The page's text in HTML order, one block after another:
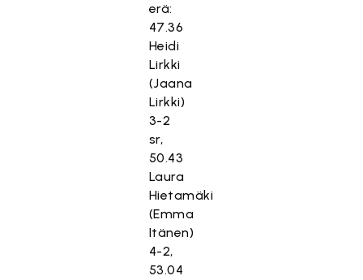
erä:
47.36
Heidi
Lirkki
(Jaana
Lirkki)
3-2
sr,
50.43
Laura
Hietamäki
(Emma
Itänen)
4-2,
53.04